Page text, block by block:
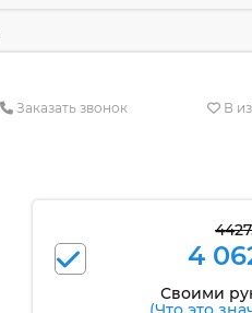
Заказать звонок В
4
Своими